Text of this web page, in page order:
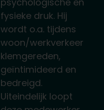
fysieke druk. Hij
wordt o.a. tijdens
woon/werkverkeer
klemgereden,
geïntimideerd en
bedreigd.
Uiteindelijk loopt